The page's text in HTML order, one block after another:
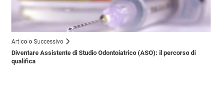
Articolo Successivo
Diventare Assistente di Studio Odontoiatrico (ASO): il percorso di
qualifica